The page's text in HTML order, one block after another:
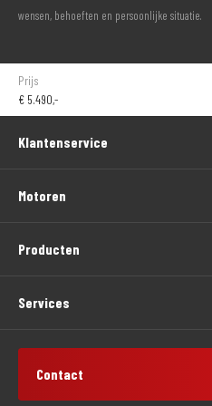
wensen, behoeften en persoonlijke situatie.
Prijs
€ 5.490,-
Klantenservice
Motoren
Producten
Services
Contact